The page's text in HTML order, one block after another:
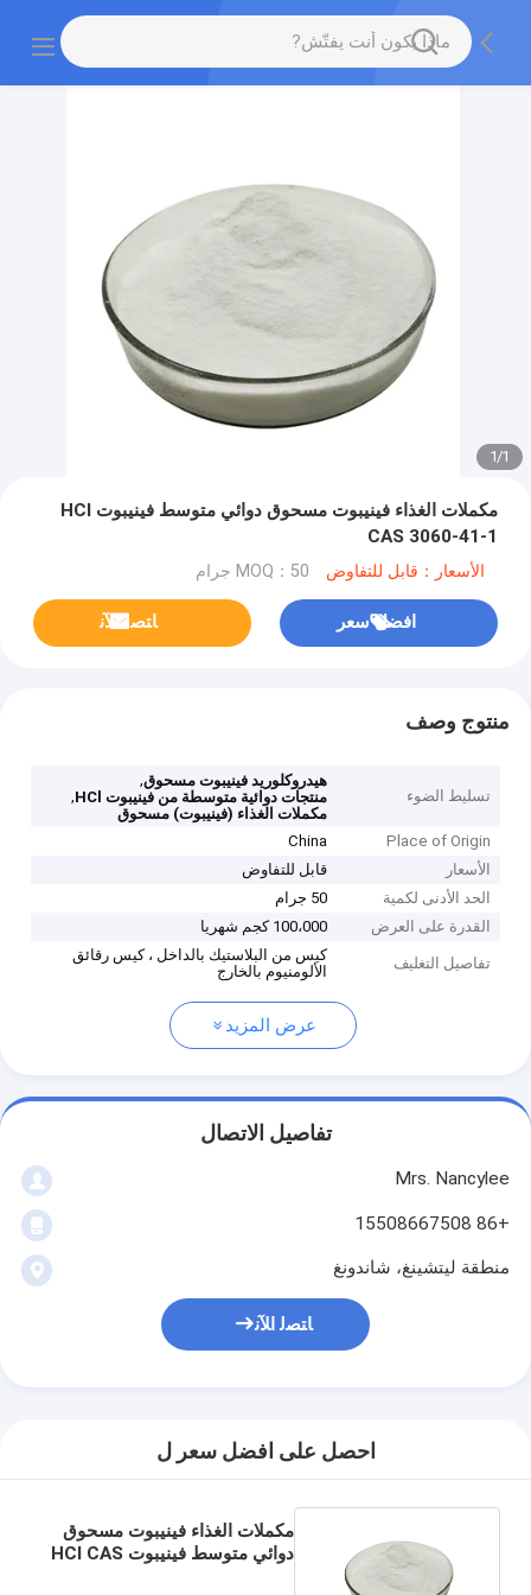
1
/
1
مكملات الغذاء فينيبوت مسحوق دوائي متوسط فينيبوت HCl
CAS 3060-41-1
الأسعار：قابل للتفاوض MOQ：50 جرام
افضل سعر ﺎﺘﺼﻟ ﺍﻶﻧ
منتوج وصف
تسليط الضوء
هيدروكلوريد فينيبوت مسحوق,
منتجات دوائية متوسطة من فينيبوت HCl
,
مكملات الغذاء (فينيبوت) مسحوق
Place of Origin
China
الأسعار
قابل للتفاوض
الحد الأدنى لكمية
50 جرام
القدرة على العرض
100،000 كجم شهريا
تفاصيل التغليف
كيس من البلاستيك بالداخل ، كيس رقائق
الألومنيوم بالخارج
عرض المزيد
تفاصيل الاتصال
Mrs. Nancylee
+86 15508667508
منطقة ليتشينغ، شاندونغ
ﺎﺘﺼﻟ ﺍﻶﻧ
احصل على افضل سعر ل
مكملات الغذاء فينيبوت مسحوق
دوائي متوسط فينيبوت HCl CAS